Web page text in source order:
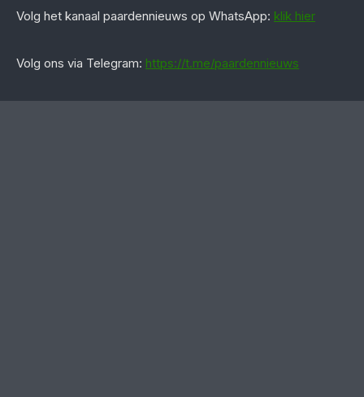
‎Volg het kanaal paardennieuws op WhatsApp: klik hier
Volg ons via Telegram: https://t.me/paardennieuws